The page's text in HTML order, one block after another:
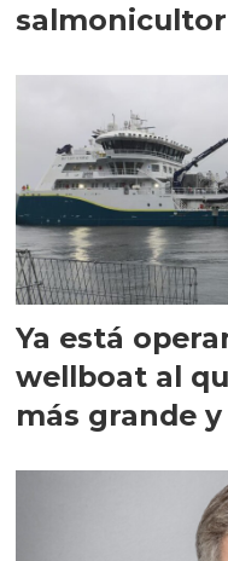
Ya está
wellboat al
más grande